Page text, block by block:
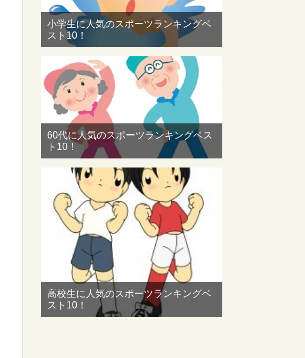
小学生に人気のスポーツランキングベ
スト10！
60代に人気のスポーツランキングベス
ト10！
高校生に人気のスポーツランキングベ
スト10！